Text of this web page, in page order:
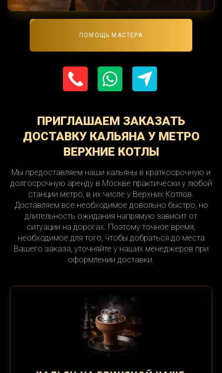
ПОМОЩЬ МАСТЕРА
ПРИГЛАШАЕМ ЗАКАЗАТЬ
ДОСТАВКУ КАЛЬЯНА У МЕТРО
ВЕРХНИЕ КОТЛЫ
Мы предоставляем наши кальяны в краткосрочную и
долгосрочную аренду в Москве практически у любой
станции метро, в их числе у Верхних Котлов.
Доставляем все необходимое довольно быстро, но
длительность ожидания напрямую зависит от
ситуации на дорогах. Поэтому точное время,
необходимое для того, чтобы добраться до места
Вашего заказа, уточняйте у наших менеджеров при
оформлении доставки.